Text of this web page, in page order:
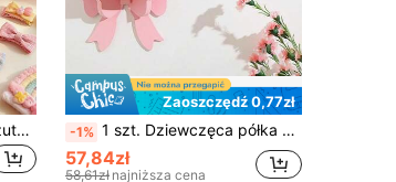
1/2/4/6 szt. mini taca na biżuterię w kształcie serca z druku 3D z różową kokardką, do przechowywania biżuterii, dekoracja na toaletkę, biurko i szafkę nocną, idealny prezent na Walentynki
Zaoszczędź 0,77zł
-1% 1 szt. Dziewczęca półka ścienna do sypialni, nie wymaga wiercenia, różowa, miękka kokardka w japońskim stylu dla dziewcząt, dekoracja ścienna
57,84zł
58,61zł najniższa cena